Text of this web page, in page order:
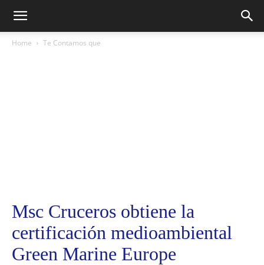
Home Te Contamos que
Msc Cruceros obtiene la
certificación medioambiental
Green Marine Europe